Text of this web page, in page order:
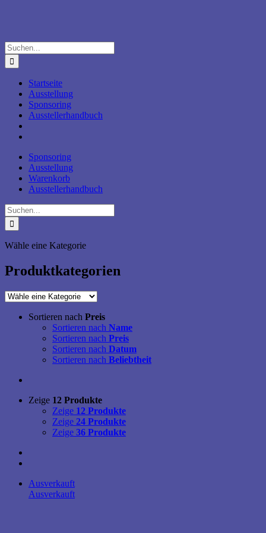
Suche
nach:
Startseite
Ausstellung
Sponsoring
Ausstellerhandbuch
Sponsoring
Ausstellung
Warenkorb
Ausstellerhandbuch
Suche
nach:
Wähle eine Kategorie
Produktkategorien
Sortieren nach Preis
Sortieren nach Name
Sortieren nach Preis
Sortieren nach Datum
Sortieren nach Beliebtheit
Zeige 12 Produkte
Zeige 12 Produkte
Zeige 24 Produkte
Zeige 36 Produkte
Ausverkauft
Ausverkauft